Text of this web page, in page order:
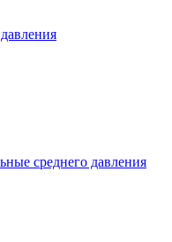
среднего давления